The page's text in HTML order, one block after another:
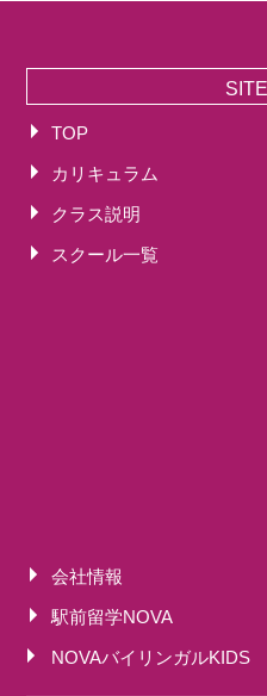
TOP
カリキュラム
クラス説明
スクール一覧
会社情報
駅前留学NOVA
NOVAバイリンガルKIDS